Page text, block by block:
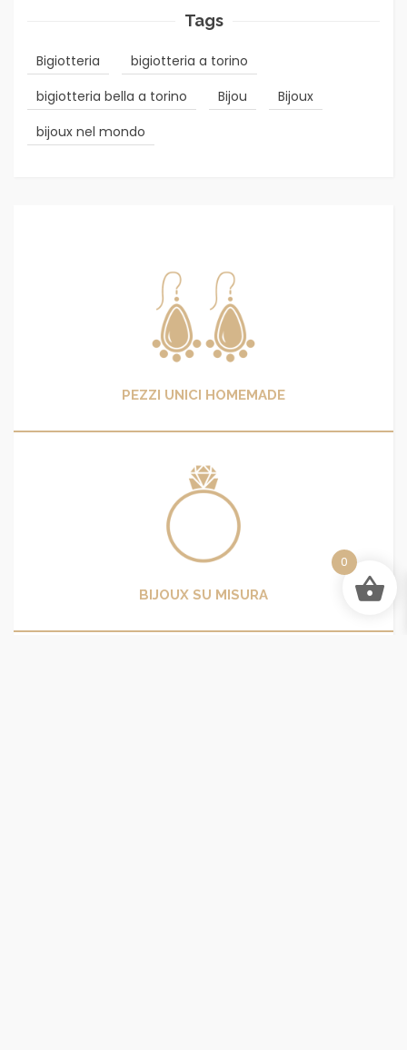
Tags
Bigiotteria
bigiotteria a torino
bigiotteria bella a torino
Bijou
Bijoux
bijoux nel mondo
PEZZI UNICI HOMEMADE
BIJOUX SU MISURA
0